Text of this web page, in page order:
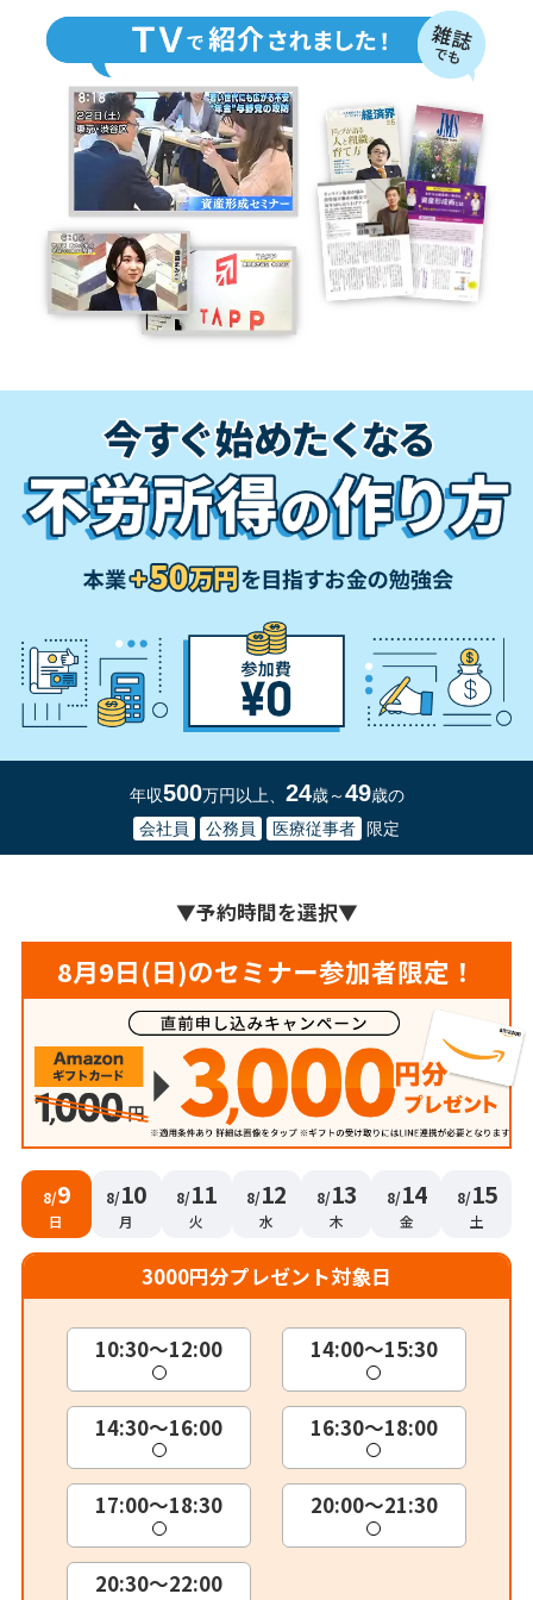
年収500万円以上、 24歳～49歳の
会社員
公務員 医療従事者 限定
▼予約時間を選択▼
8月9日(日)のセミナー参加者限定！
8/9
日
8/10
月
8/11
火
8/12
水
8/13
木
8/14
金
8/15
土
3000円分プレゼント対象日
10:30～12:00 14:00～15:30
14:30～16:00 16:30～18:00
17:00～18:30 20:00～21:30
20:30～22:00